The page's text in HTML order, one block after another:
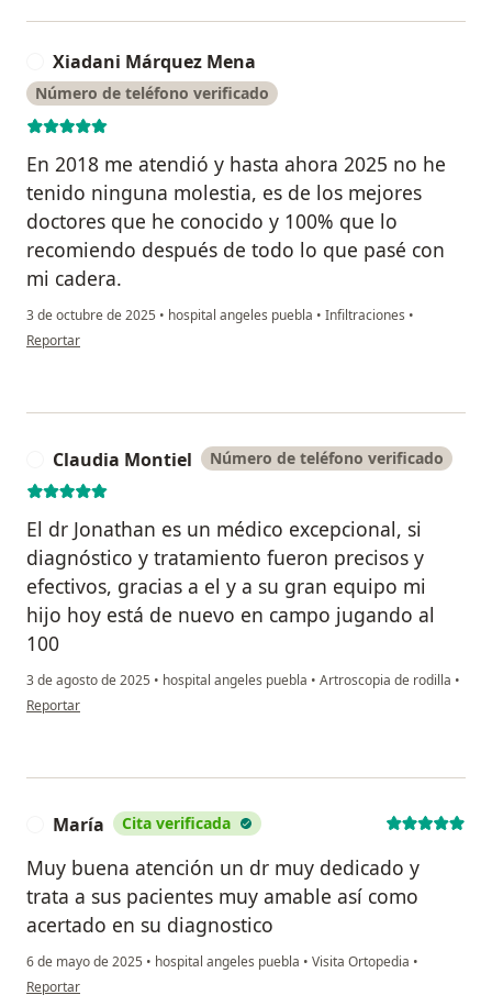
Xiadani Márquez Mena
Número de teléfono verificado
En 2018 me atendió y hasta ahora 2025 no he
tenido ninguna molestia, es de los mejores
doctores que he conocido y 100% que lo
recomiendo después de todo lo que pasé con
mi cadera.
3 de octubre de 2025 • hospital angeles puebla • Infiltraciones •
en opinión del usuario Xiadani Márquez Mena
Reportar
Claudia Montiel Número de teléfono verificado
El dr Jonathan es un médico excepcional, si
diagnóstico y tratamiento fueron precisos y
efectivos, gracias a el y a su gran equipo mi
hijo hoy está de nuevo en campo jugando al
100
3 de agosto de 2025 • hospital angeles puebla • Artroscopia de rodilla •
en opinión del usuario Claudia Montiel
Reportar
María Cita verificada
Muy buena atención un dr muy dedicado y
trata a sus pacientes muy amable así como
acertado en su diagnostico
6 de mayo de 2025 • hospital angeles puebla • Visita Ortopedia •
en opinión del usuario María
Reportar